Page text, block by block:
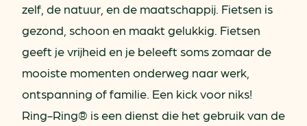
zelf, de natuur, en de maatschappij. Fietsen is
gezond, schoon en maakt gelukkig. Fietsen
geeft je vrijheid en je beleeft soms zomaar de
mooiste momenten onderweg naar werk,
ontspanning of familie. Een kick voor niks!
Ring-Ring® is een dienst die het gebruik van de